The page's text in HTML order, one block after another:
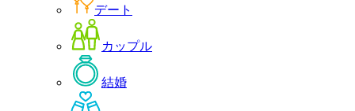
デート
カップル
結婚